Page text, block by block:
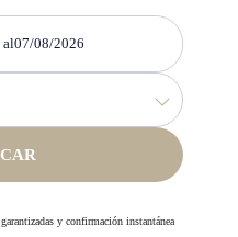
al
y confirmación instantánea